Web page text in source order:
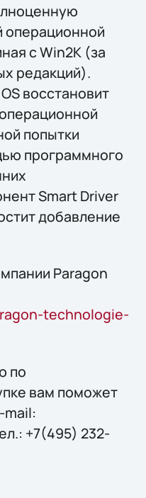
операционной
с Win2K (за
редакций).
восстановит
попытки
программного
Smart Driver
добавление
Paragon
technologie-
по
вам поможет
mail:
+7(495) 232-